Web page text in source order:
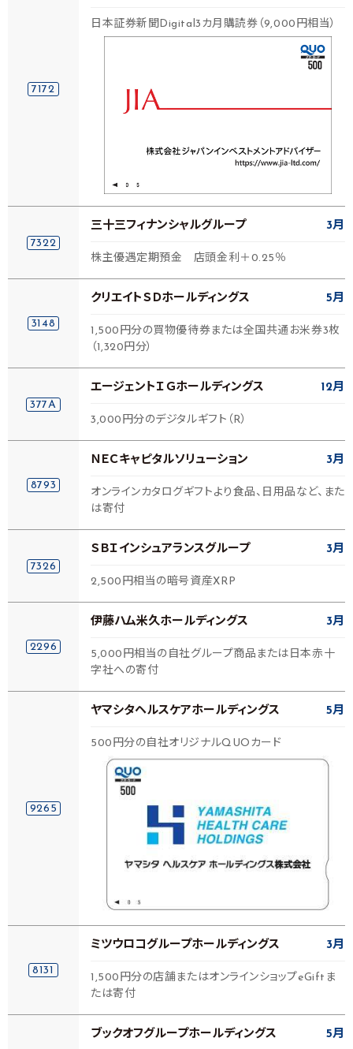
7172
日本証券新聞Digital3カ月購読券（9,000円相当）
7322
三十三フィナンシャルグループ 3月
株主優遇定期預金 店頭金利＋0.25％
3148
クリエイトＳＤホールディングス 5月
1,500円分の買物優待券または全国共通お米券3枚
（1,320円分）
377A
エージェントＩＧホールディングス 12月
3,000円分のデジタルギフト（R）
8793
ＮＥＣキャピタルソリューション 3月
オンラインカタログギフトより食品、日用品など、また
は寄付
7326
ＳＢＩインシュアランスグループ 3月
2,500円相当の暗号資産XRP
2296
伊藤ハム米久ホールディングス 3月
5,000円相当の自社グループ商品または日本赤十
字社への寄付
9265
ヤマシタヘルスケアホールディングス 5月
500円分の自社オリジナルQUOカード
8131
ミツウロコグループホールディングス 3月
1,500円分の店舗またはオンラインショップeGiftま
たは寄付
ブックオフグループホールディングス 5月